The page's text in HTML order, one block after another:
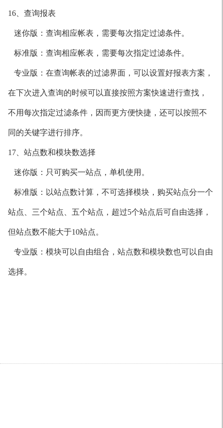
16、查询报表
迷你版：查询相应帐表，需要每次指定过滤条件。
标准版：查询相应帐表，需要每次指定过滤条件。
专业版：在查询帐表的过滤界面，可以设置好报表方案，
在下次进入查询的时候可以直接按照方案快速进行查找，
不用每次指定过滤条件，因而更方便快捷，还可以按照不
同的关键字进行排序。
17、站点数和模块数选择
迷你版：只可购买一站点，单机使用。
标准版：以站点数计算，不可选择模块，购买站点分一个
站点、三个站点、五个站点，超过5个站点后可自由选择，
但站点数不能大于10站点。
专业版：模块可以自由组合，站点数和模块数也可以自由
选择。